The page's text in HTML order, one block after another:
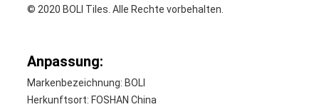
© 2020 BOLI Tiles. Alle Rechte vorbehalten.
Anpassung:
Markenbezeichnung: BOLI
Herkunftsort: FOSHAN China